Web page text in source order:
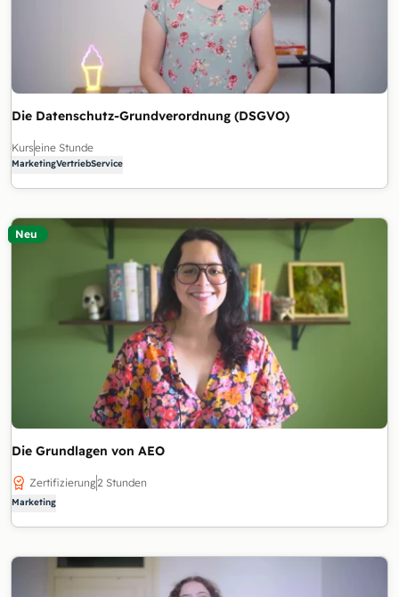
Die Datenschutz-Grundverordnung (DSGVO)
Kurseine Stunde
MarketingVertriebService
Neu
Die Grundlagen von AEO
Zertifizierung2 Stunden
Marketing